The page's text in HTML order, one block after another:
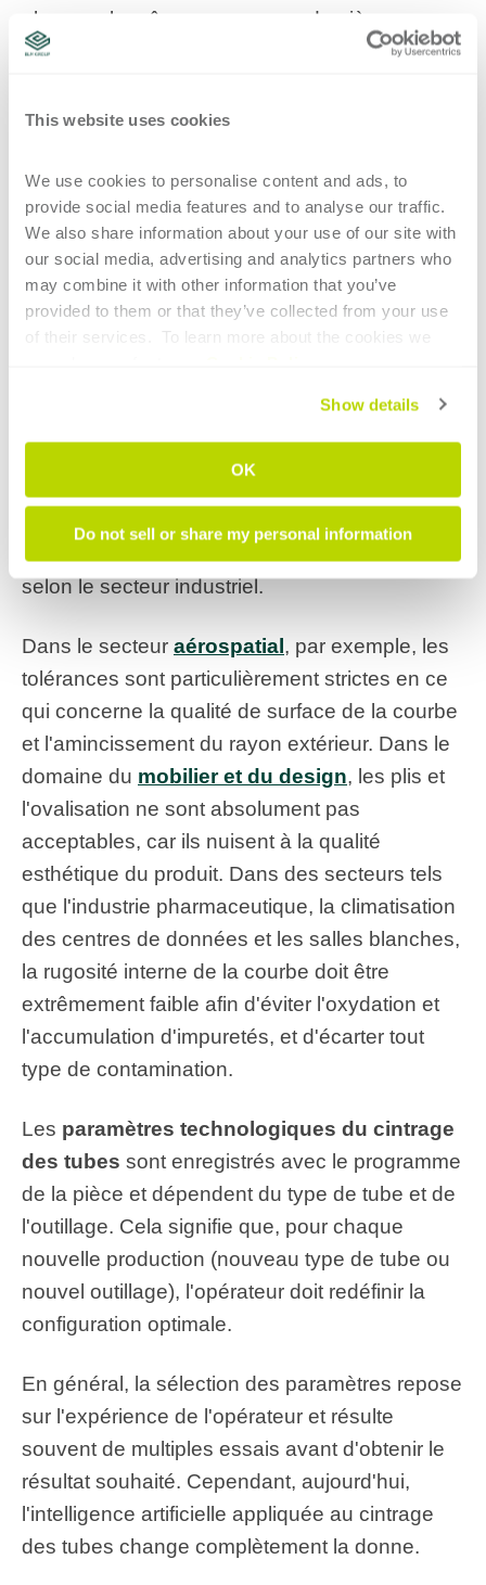
This website uses cookies
We use cookies to personalise content and ads, to
provide social media features and to analyse our traffic.
We also share information about your use of our site with
our social media, advertising and analytics partners who
may combine it with other information that you’ve
provided to them or that they’ve collected from your use
of their services.  To learn more about the cookies we
Show details
OK
Do not sell or share my personal information
observer le même programme de pièce
exécuté avec différents paramètres
L'image montre la même pièce cintrée avec des paramètres
droite).
Ces aspects revêtent une importance variable
selon le secteur industriel.
Dans le secteur aérospatial, par exemple, les
tolérances sont particulièrement strictes en ce
qui concerne la qualité de surface de la courbe
et l'amincissement du rayon extérieur. Dans le
domaine du mobilier et du design, les plis et
l'ovalisation ne sont absolument pas
acceptables, car ils nuisent à la qualité
esthétique du produit. Dans des secteurs tels
que l'industrie pharmaceutique, la climatisation
des centres de données et les salles blanches,
la rugosité interne de la courbe doit être
extrêmement faible afin d'éviter l'oxydation et
l'accumulation d'impuretés, et d'écarter tout
type de contamination.
Les paramètres technologiques du cintrage
des tubes sont enregistrés avec le programme
de la pièce et dépendent du type de tube et de
l'outillage. Cela signifie que, pour chaque
nouvelle production (nouveau type de tube ou
nouvel outillage), l'opérateur doit redéfinir la
configuration optimale.
En général, la sélection des paramètres repose
sur l'expérience de l'opérateur et résulte
souvent de multiples essais avant d'obtenir le
résultat souhaité. Cependant, aujourd'hui,
l'intelligence artificielle appliquée au cintrage
des tubes change complètement la donne.